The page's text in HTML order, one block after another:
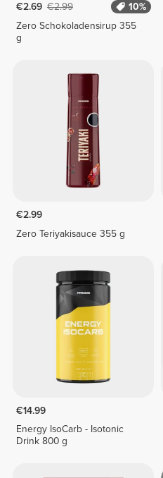
€2.69 €2.99
10%
Zero Schokoladensirup 355
g
€2.99
Zero Teriyakisauce 355 g
€14.99
Energy IsoCarb - Isotonic
Drink 800 g